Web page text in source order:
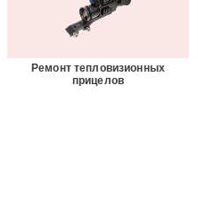
Ремонт тепловизионных
прицелов